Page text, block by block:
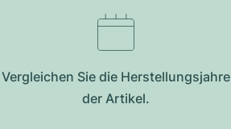
Vergleichen Sie die Herstellungsjahre
der Artikel.